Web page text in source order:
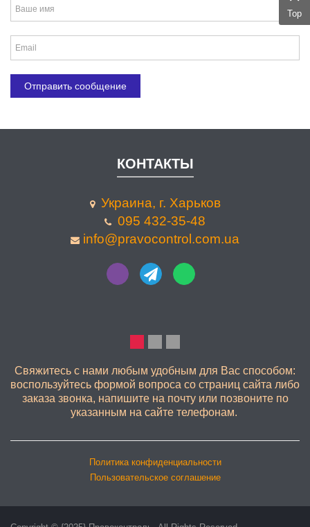
КОНТАКТЫ
Украина, г. Харьков
095 432-35-48
info@pravocontrol.com.ua
Свяжитесь с нами любым удобным для Вас способом:
воспользуйтесь формой вопроса со страниц сайта либо
заказа звонка, напишите на почту или позвоните по
указанным на сайте телефонам.
Политика конфиденциальности
Пользовательское соглашение
Top